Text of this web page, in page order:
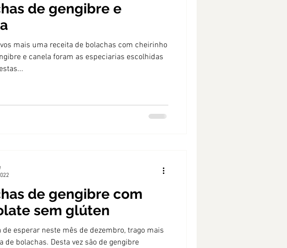
de gengibre e
mais uma receita de bolachas com cheirinho
e canela foram as especiarias escolhidas
de gengibre com
sem glúten
de esperar neste mês de dezembro, trago mais
de bolachas. Desta vez são de gengibre